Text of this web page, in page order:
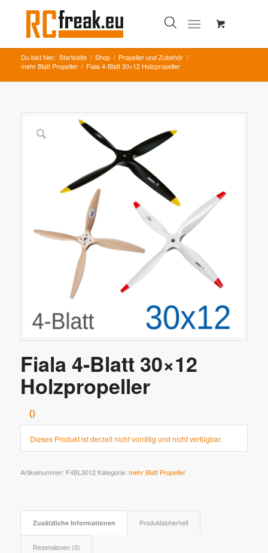
Du bist hier: Startseite / Shop / Propeller und Zubehör /
mehr Blatt Propeller / Fiala 4-Blatt 30×12 Holzpropeller
Fiala 4-Blatt 30×12
Holzpropeller
Dieses Produkt ist derzeit nicht vorrätig und nicht verfügbar.
Artikelnummer: F4BL3012 Kategorie: mehr Blatt Propeller
Zusätzliche Informationen Produktsicherheit
Rezensionen (0)